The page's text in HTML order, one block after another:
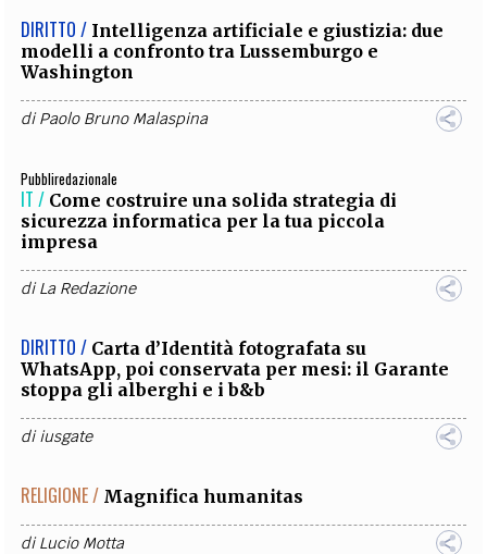
DIRITTO / Intelligenza artificiale e giustizia: due
modelli a confronto tra Lussemburgo e
Washington
diPaolo Bruno Malaspina
Pubbliredazionale
IT / Come costruire una solida strategia di
sicurezza informatica per la tua piccola
impresa
diLa Redazione
DIRITTO / Carta d’Identità fotografata su
WhatsApp, poi conservata per mesi: il Garante
stoppa gli alberghi e i b&b
diiusgate
RELIGIONE / Magnifica humanitas
diLucio Motta